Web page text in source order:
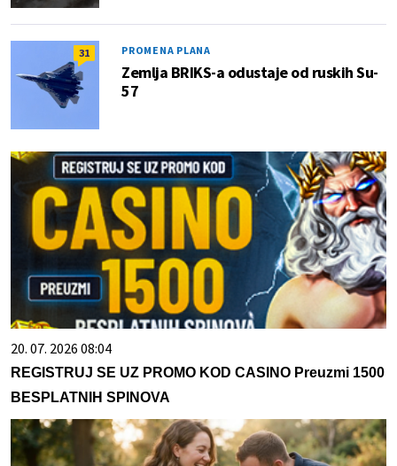
31 PROMENA PLANA
Zemlja BRIKS-a odustaje od ruskih Su-
57
20. 07. 2026 08:04
REGISTRUJ SE UZ PROMO KOD CASINO Preuzmi 1500
BESPLATNIH SPINOVA